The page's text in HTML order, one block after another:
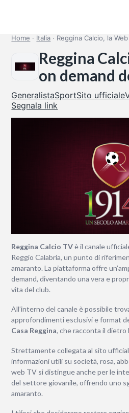
Home · Italia · Reggina Calcio, la
Reggina
on demand
GeneralistaSportSito ufficiale
Segnala link
Reggina Calcio TVè il canale
Reggio Calabria, un punto di
amaranto. La piattaforma offre
demand, diventando una vera e
vita del club.
All’interno del canale è possibile
approfondimenti esclusivi e format
Casa Reggina, che racconta il dietro
Strettamente collegata al sito
informazioni utili su società, rosa,
web TV si distingue anche per le
del settore giovanile, offrendo uno
amaranto.